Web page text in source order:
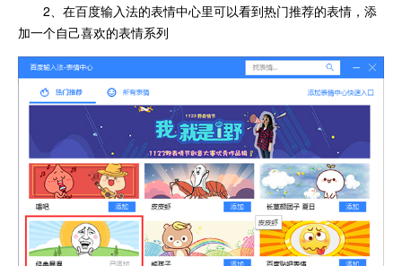
2、在百度输入法的表情中心里可以看到热门推荐的表情，添
加一个自己喜欢的表情系列